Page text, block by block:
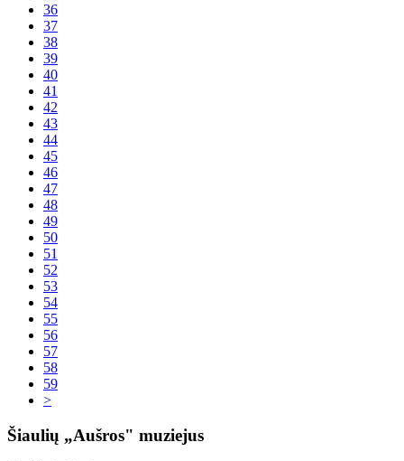
36
37
38
39
40
41
42
43
44
45
46
47
48
49
50
51
52
53
54
55
56
57
58
59
>
Šiaulių „Aušros" muziejus